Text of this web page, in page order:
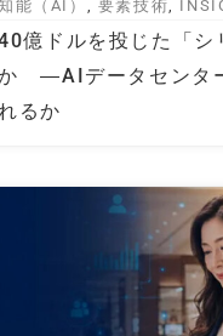
億ドルを投じた「シ
―AIデータセンタ
るか
能（AI） 要素技術